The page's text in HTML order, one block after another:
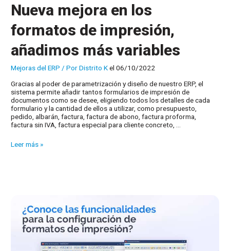
Nueva mejora en los
formatos de impresión,
añadimos más variables
Mejoras del ERP / PorDistrito Kel 06/10/2022
Gracias al poder de parametrización y diseño de nuestro ERP, el
sistema permite añadir tantos formularios de impresión de
documentos como se desee, eligiendo todos los detalles de cada
formulario y la cantidad de ellos a utilizar, como presupuesto,
pedido, albarán, factura, factura de abono, factura proforma,
factura sin IVA, factura especial para cliente concreto, …
Nueva
más
variables
Leer más »